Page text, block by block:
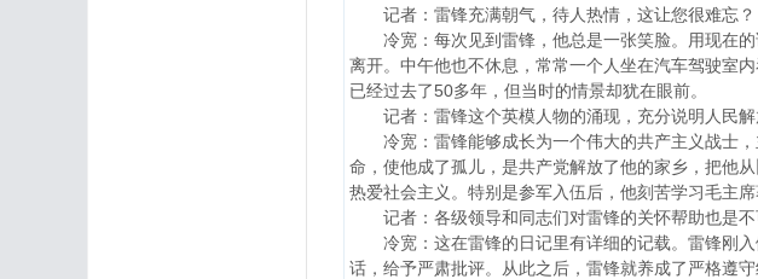
记者：雷锋充满朝气，待人热情，这让您很难忘？
冷宽：每次见到雷锋，他总是一张笑脸。用现在的
离开。中午他也不休息，常常一个人坐在汽车驾驶室
已经过去了50多年，但当时的情景却犹在眼前。
记者：雷锋这个英模人物的涌现，充分说明人民解
冷宽：雷锋能够成长为一个伟大的共产主义战士，
命，使他成了孤儿，是共产党解放了他的家乡，把他
热爱社会主义。特别是参军入伍后，他刻苦学习毛主
记者：各级领导和同志们对雷锋的关怀帮助也是不
冷宽：这在雷锋的日记里有详细的记载。雷锋刚入
话，给予严肃批评。从此之后，雷锋就养成了严格遵